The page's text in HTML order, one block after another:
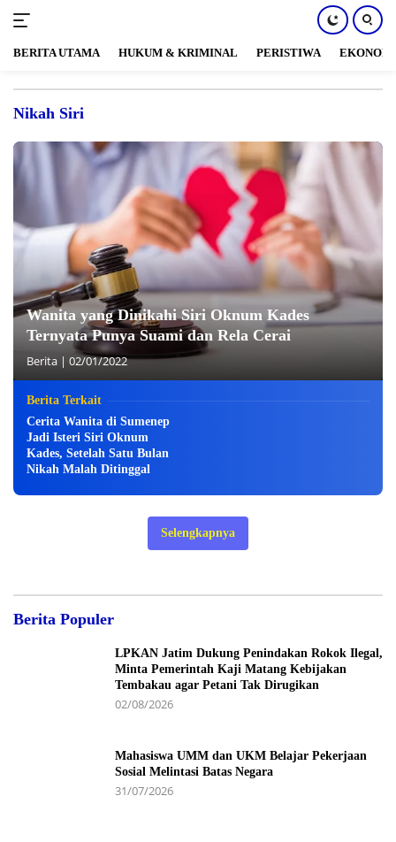
konten
BERITA UTAMA HUKUM & KRIMINAL PERISTIWA EKONOMI
Nikah Siri
Wanita yang Dinikahi Siri Oknum Kades
Ternyata Punya Suami dan Rela Cerai
Berita | 02/01/2022
Berita Terkait
Cerita Wanita di Sumenep
Jadi Isteri Siri Oknum
Kades, Setelah Satu Bulan
Nikah Malah Ditinggal
Selengkapnya
Berita Populer
LPKAN Jatim Dukung Penindakan Rokok Ilegal,
Minta Pemerintah Kaji Matang Kebijakan
Tembakau agar Petani Tak Dirugikan
02/08/2026
Mahasiswa UMM dan UKM Belajar Pekerjaan
Sosial Melintasi Batas Negara
31/07/2026